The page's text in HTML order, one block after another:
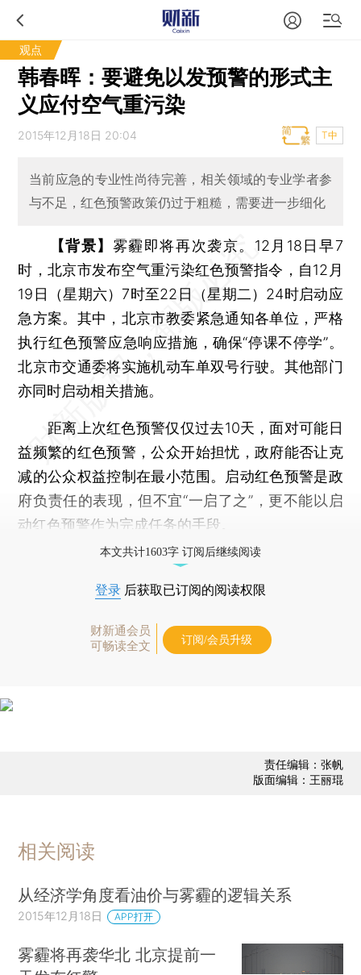
观点
韩春晖：要避免以发预警的形式主
义应付空气重污染
2015年12月18日 20:04 T中
当前应急的专业性尚待完善，相关领域的专业学者参
与不足，红色预警政策仍过于粗糙，需要进一步细化
【背景】 雾霾即将再次袭京。12月18日早7
时，北京市发布空气重污染红色预警指令，自12月
19日（星期六）7时至22日（星期二）24时启动应
急方案。其中，北京市教委紧急通知各单位，严格
执行红色预警应急响应措施，确保“停课不停学”。
北京市交通委将实施机动车单双号行驶。其他部门
亦同时启动相关措施。
距离上次红色预警仅仅过去10天，面对可能日
益频繁的红色预警，公众开始担忧，政府能否让克
减的公众权益控制在最小范围。启动红色预警是政
府负责任的表现，但不宜“一启了之”，更不能以启
动红色预警作为完成任务的手段。
本文共计1603字 订阅后继续阅读
登录 后获取已订阅的阅读权限
财新通会员
可畅读全文
订阅/会员升级
责任编辑：张帆
版面编辑：王丽琨
相关阅读
从经济学角度看油价与雾霾的逻辑关系
2015年12月18日 APP打开
雾霾将再袭华北 北京提前一